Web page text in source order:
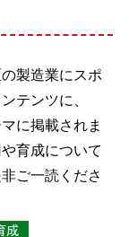
製造業にスポ
テンツに、
に掲載されま
育成について
ご一読くださ